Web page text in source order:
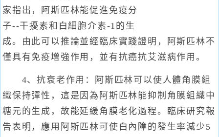
家指出，阿斯匹林能促進免疫分
子--干擾素和白細胞介素-1的生
成。由此可以推論並經臨床實踐證明，阿斯匹林不
僅具有免疫增強作用，並有抗癌抗艾滋病作用。
4、抗衰老作用：阿斯匹林可以使人體角膜組
織保持彈性，這是因為阿斯匹林能抑制角膜組織中
糖元的生成，故能延緩角膜老化過程。臨床研究報
告表明，應用阿斯匹林可使白內障的發生率減少5